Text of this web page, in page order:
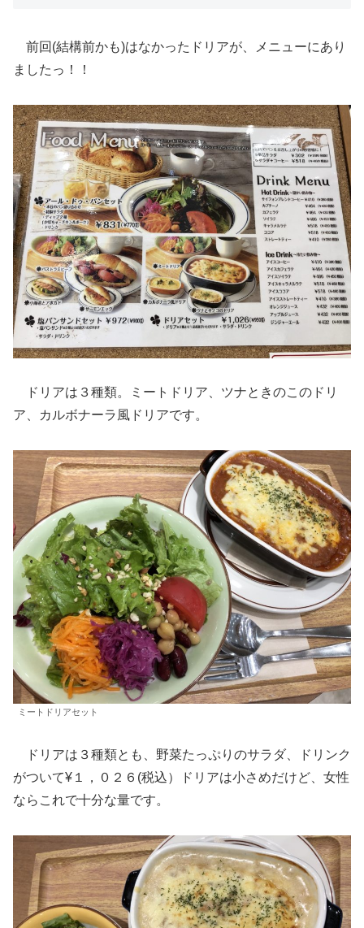
前回(結構前かも)はなかったドリアが、メニューにあり
ましたっ！！
ドリアは３種類。ミートドリア、ツナときのこのドリ
ア、カルボナーラ風ドリアです。
ミートドリアセット
ドリアは３種類とも、野菜たっぷりのサラダ、ドリンク
がついて¥１，０２６(税込）ドリアは小さめだけど、女性
ならこれで十分な量です。